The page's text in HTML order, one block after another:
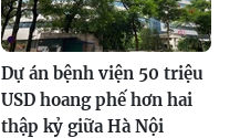
Dự án bệnh viện 50 triệu
USD hoang phế hơn hai
thập kỷ giữa Hà Nội